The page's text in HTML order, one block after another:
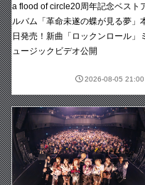
a flood of circle20周年記念ベスト
ルバム「革命未遂の蝶が見る夢」
日発売！新曲「ロックンロール」ミ
ュージックビデオ公開
2026-08-05 21:00